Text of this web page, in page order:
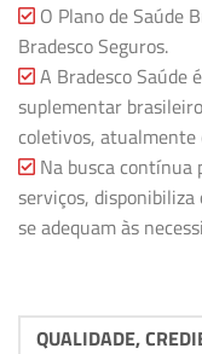
O Plano de Saúde
Bradesco Seguros.
A Bradesco Saúde
suplementar
coletivos, atualmente
Na busca contínua
serviços, disponibiliza
se adequam às
QUALIDADE,